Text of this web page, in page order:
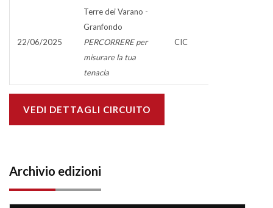
22/06/2025
Terre dei Varano -
Granfondo
PERCORRERE per
misurare la tua
tenacia
CIC
VEDI DETTAGLI CIRCUITO
Archivio edizioni